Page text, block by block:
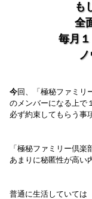
も
全
毎月
今回、「極秘ファミリ
のメンバーになる上で
必ず約束してもらう事
「極秘ファミリー倶楽
あまりに秘匿性が高い
普通に生活していては